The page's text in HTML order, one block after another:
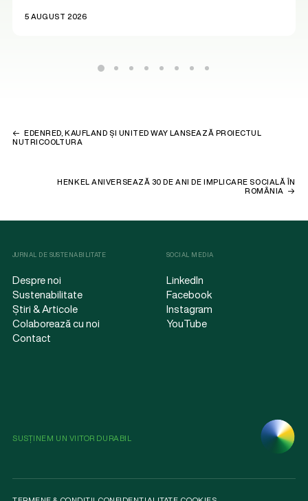
5 AUGUST 2026
EDENRED, KAUFLAND ȘI UNITED WAY LANSEAZĂ PROIECTUL
NUTRICOOLTURA
HENKEL ANIVERSEAZĂ 30 DE ANI DE IMPLICARE SOCIALĂ ÎN
ROMÂNIA
JURNAL DE SUSTENABILITATE
Despre noi
Sustenabilitate
Știri & Articole
Colaborează cu noi
Contact
SOCIAL MEDIA
LinkedIn
Facebook
Instagram
YouTube
SUSȚINEM UN VIITOR DURABIL